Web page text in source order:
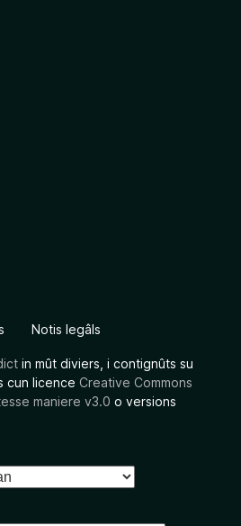
Notis legâls
in mût diviers, i contignûts su
cun licence Creative Commons
maniere v3.0 o versions